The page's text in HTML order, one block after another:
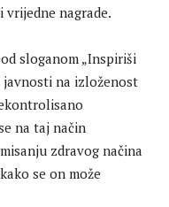
nagrade.
sloganom „Inspiriši
javnosti na izloženost
na taj način
zdravog načina
se on može